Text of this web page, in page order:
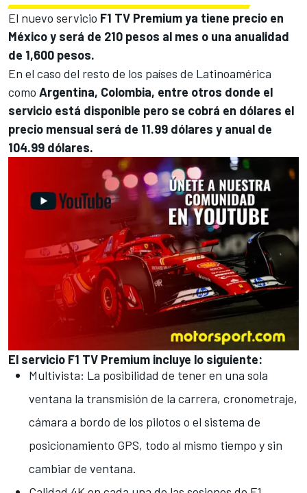
El nuevo servicio F1 TV Premium ya tiene precio en
México y será de 210 pesos al mes o una anualidad
de 1,600 pesos.
En el caso del resto de los países de Latinoamérica
como Argentina, Colombia, entre otros donde el
servicio está disponible pero se cobrá en dólares el
precio mensual será de 11.99 dólares y anual de
104.99 dólares.
El servicio F1 TV Premium incluye lo siguiente:
Multivista: La posibilidad de tener en una sola
ventana la transmisión de la carrera, cronometraje,
cámara a bordo de los pilotos o el sistema de
posicionamiento GPS, todo al mismo tiempo y sin
cambiar de ventana.